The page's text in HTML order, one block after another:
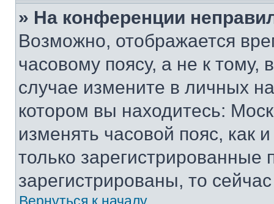
» На конференции
Возможно, отображается
часовому поясу, а не к тому,
случае измените в личных
котором вы находитесь:
изменять часовой пояс, как
только
зарегистрированы, то